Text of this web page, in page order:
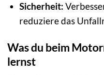
Sicherheit:
reduziere das
Was du beim
lernst